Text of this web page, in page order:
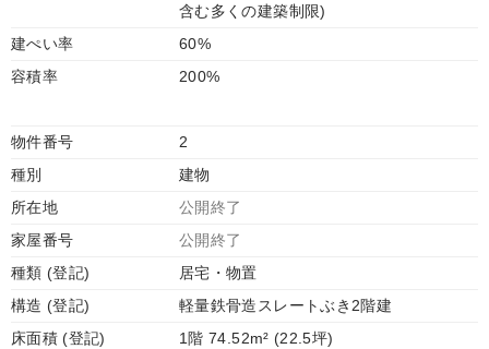
含む多くの建築制限)
建ぺい率
60%
容積率
200%
物件番号
2
種別
建物
所在地
公開終了
家屋番号
公開終了
種類 (登記)
居宅・物置
構造 (登記)
軽量鉄骨造スレートぶき2階建
床面積 (登記)
1階 74.52m² (22.5坪)